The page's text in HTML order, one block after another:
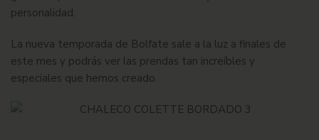
personalidad.
La nueva temporada de Bolfate sale a la luz a finales de
este mes y podrás ver las prendas tan increíbles y
especiales que hemos creado.